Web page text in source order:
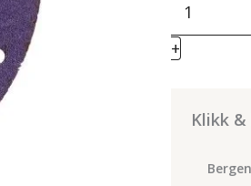
Cubitron
II
Sliperondell
Multi
+
Klikk
Bergen